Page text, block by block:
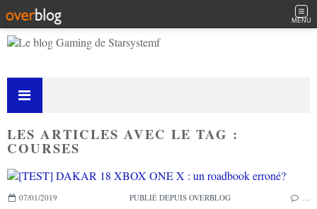
MENU
LES ARTICLES AVEC LE TAG :
COURSES
07/01/2019 PUBLIÉ DEPUIS OVERBLOG